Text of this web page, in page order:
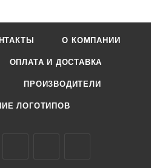
О КОМПАНИИ
ОПЛАТА И ДОСТАВКА
ПРОИЗВОДИТЕЛИ
ЛОГОТИПОВ